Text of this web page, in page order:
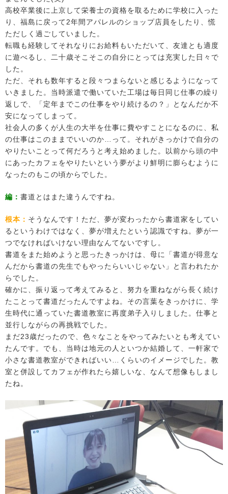
高校卒業後に上京して栄養士の資格を取るために学校に入った
り、福島に戻って2年間アパレルのショップ店員をしたり、慌
ただしく過ごしていました。
転職も経験してそれなりにお給料もいただいて、友達とも適度
に遊べるし、二十歳そこそこの自分にとっては充実した日々で
した。
ただ、それも数年すると段々つまらないと感じるようになって
いきました。当時派遣で働いていた工場は毎日同じ仕事の繰り
返しで、「定年までこの仕事をやり続けるの？」となんだか不
安になってしまって。
社会人の多くが人生の大半を仕事に費やすことになるのに、私
の仕事はこのままでいいのか…って。それがきっかけで自分の
やりたいことって何だろうと考え始めました。以前から頭の中
にあったカフェをやりたいという夢がより鮮明に膨らむように
なったのもこの頃からでした。
編： 書道とはまた違うんですね。
根本： そうなんです！ただ、夢が変わったから書道家をしてい
るというわけではなく、夢が増えたという認識ですね。夢が一
つでなければいけない理由なんてないですし。
書道をまた始めようと思ったきっかけは、母に「書道が得意な
んだから書道の先生でもやったらいいじゃない」と言われたか
らでした。
確かに、振り返って考えてみると、努力を重ねながら長く続け
たことって書道だったんですよね。その言葉をきっかけに、学
生時代に通っていた書道教室に再度弟子入りしました。仕事と
並行しながらの再挑戦でした。
まだ23歳だったので、色々なことをやってみたいとも考えてい
たんです。でも、当時は地元の人といつか結婚して、一軒家で
小さな書道教室ができればいい…くらいのイメージでした。教
室と併設してカフェが作れたら嬉しいな、なんて想像もしまし
たね。